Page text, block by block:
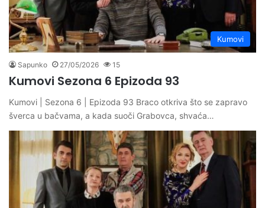
Kumovi
Sapunko 27/05/2026 15
Kumovi Sezona 6 Epizoda 93
Kumovi | Sezona 6 | Epizoda 93 Braco otkriva što se zapravo
šverca u bačvama, a kada suoči Grabovca, shvaća…